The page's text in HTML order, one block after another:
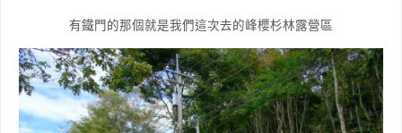
有鐵門的那個就是我們這次去的峰櫻杉林露營區